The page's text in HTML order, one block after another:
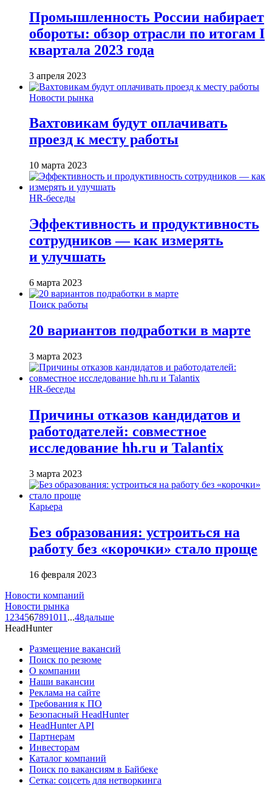
Промышленность России набирает
обороты: обзор отрасли по итогам I
квартала 2023 года
3 апреля 2023
Новости рынка
Вахтовикам будут оплачивать
проезд к месту работы
10 марта 2023
HR-беседы
Эффективность и продуктивность
сотрудников — как измерять
и улучшать
6 марта 2023
Поиск работы
20 вариантов подработки в марте
3 марта 2023
HR-беседы
Причины отказов кандидатов и
работодателей: совместное
исследование hh.ru и Talantix
3 марта 2023
Карьера
Без образования: устроиться на
работу без «корочки» стало проще
16 февраля 2023
Новости компаний
Новости рынка
1 234567891011 ...48дальше
HeadHunter
Размещение вакансий
Поиск по резюме
О компании
Наши вакансии
Реклама на сайте
Требования к ПО
Безопасный HeadHunter
HeadHunter API
Партнерам
Инвесторам
Каталог компаний
Поиск по вакансиям в Байбеке
Сетка: соцсеть для нетворкинга